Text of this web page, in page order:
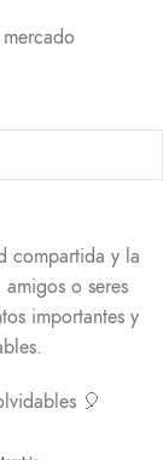
compartida y la
o seres
importantes y
🎈